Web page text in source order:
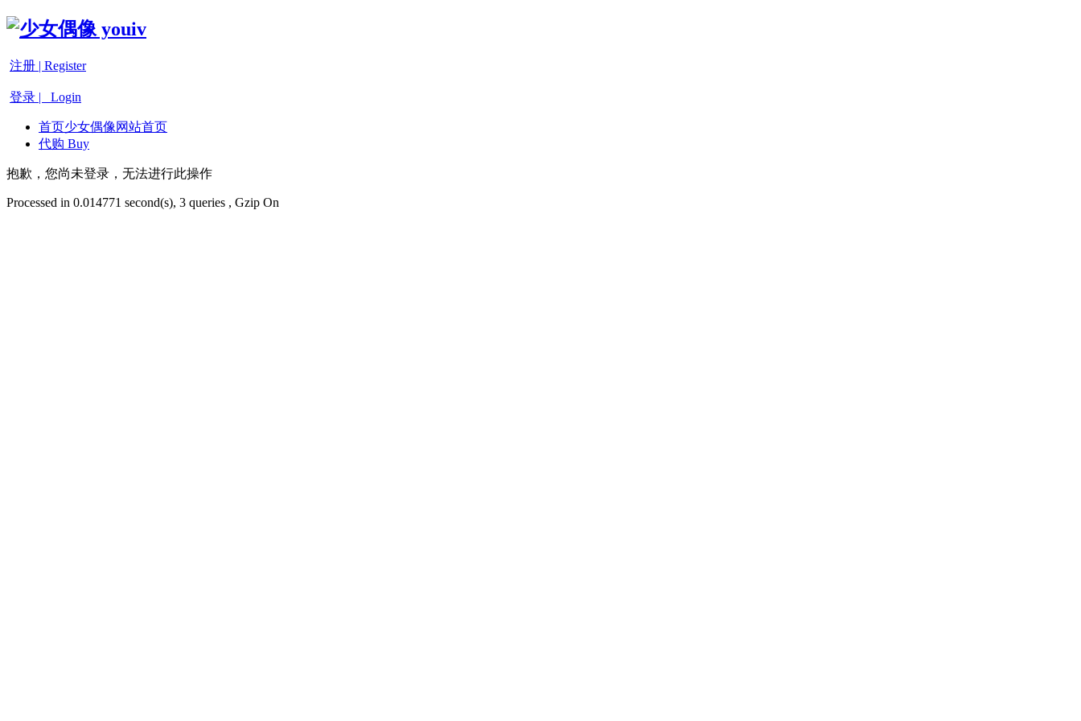
注册 | Register
登录 | Login
首页少女偶像网站首页
代购 Buy
抱歉，您尚未登录，无法进行此操作
Processed in 0.014771 second(s), 3 queries , Gzip On